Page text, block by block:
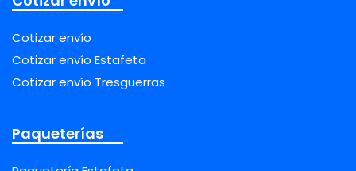
Cotizar envío
Cotizar envío Estafeta
Cotizar envío Tresguerras
Paqueterías